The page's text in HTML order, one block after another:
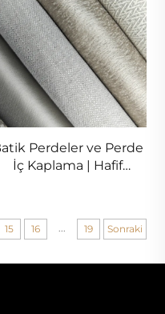
Perdeler ve Perde
İç Kaplama | Hafif
15 16 ... 19 Sonraki